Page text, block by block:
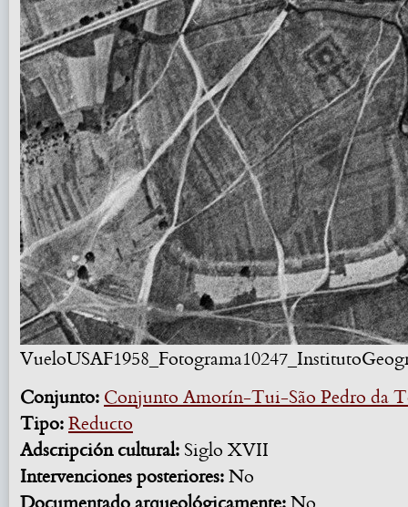
Conjunto: Conjunto Amorín-Tui-São Pedro da
Tipo:Reducto
Adscripción cultural: Siglo XVII
Intervenciones posteriores:No